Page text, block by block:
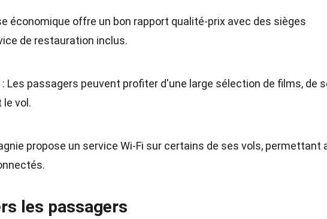
économique offre un bon rapport qualité-prix avec des sièges
de restauration inclus.
: Les passagers peuvent profiter d'une large sélection de films, de
le vol.
propose un service Wi-Fi sur certains de ses vols, permettant
les passagers